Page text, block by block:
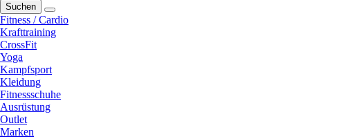
Suchen
Fitness / Cardio
Krafttraining
CrossFit
Yoga
Kampfsport
Kleidung
Fitnessschuhe
Ausrüstung
Outlet
Marken